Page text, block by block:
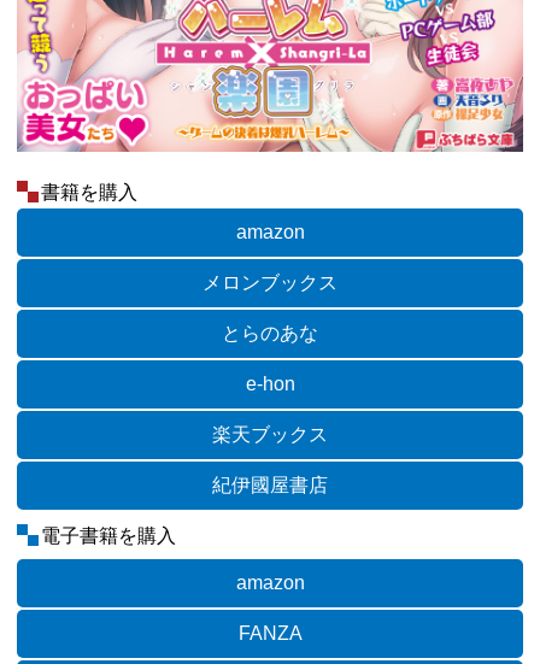
書籍を購入
amazon
メロンブックス
とらのあな
e-hon
楽天ブックス
紀伊國屋書店
電子書籍を購入
amazon
FANZA